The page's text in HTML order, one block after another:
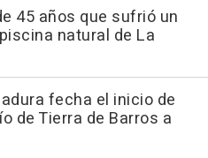
45 años que sufrió un
natural de La
fecha el inicio de
de Tierra de Barros a